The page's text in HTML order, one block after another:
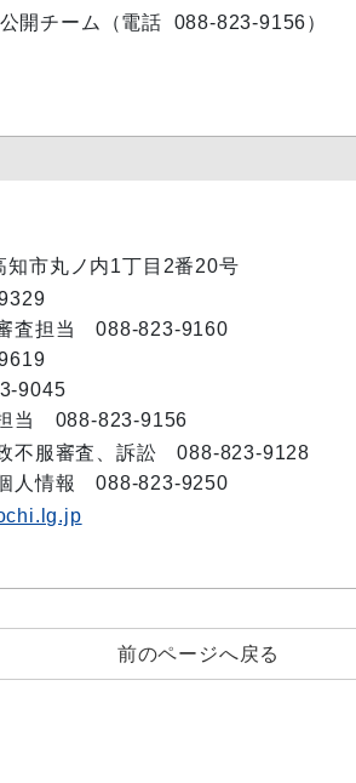
チーム（電話 088-823-9156）
市丸ノ内1丁目2番20号
査担当 088-823-9160
9045
当 088-823-9156
不服審査、訴訟 088-823-9128
人情報 088-823-9250
前のページへ戻る